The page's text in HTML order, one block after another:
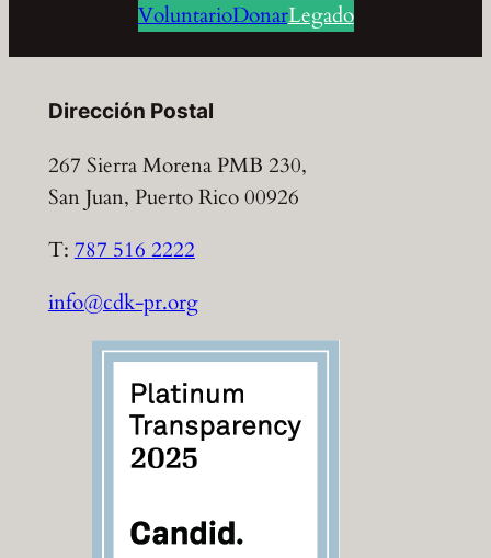
VoluntarioDonarLegado
Dirección Postal
267 Sierra Morena PMB 230,
San Juan, Puerto Rico 00926
T: 787 516 2222
info@cdk-pr.org